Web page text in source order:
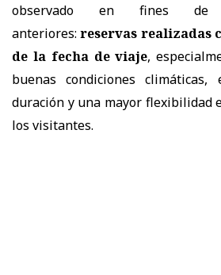
observado en fines de
anteriores: reservas realizadas
de la fecha de viaje,
buenas condiciones climáticas,
duración y una mayor flexibilidad
los visitantes.